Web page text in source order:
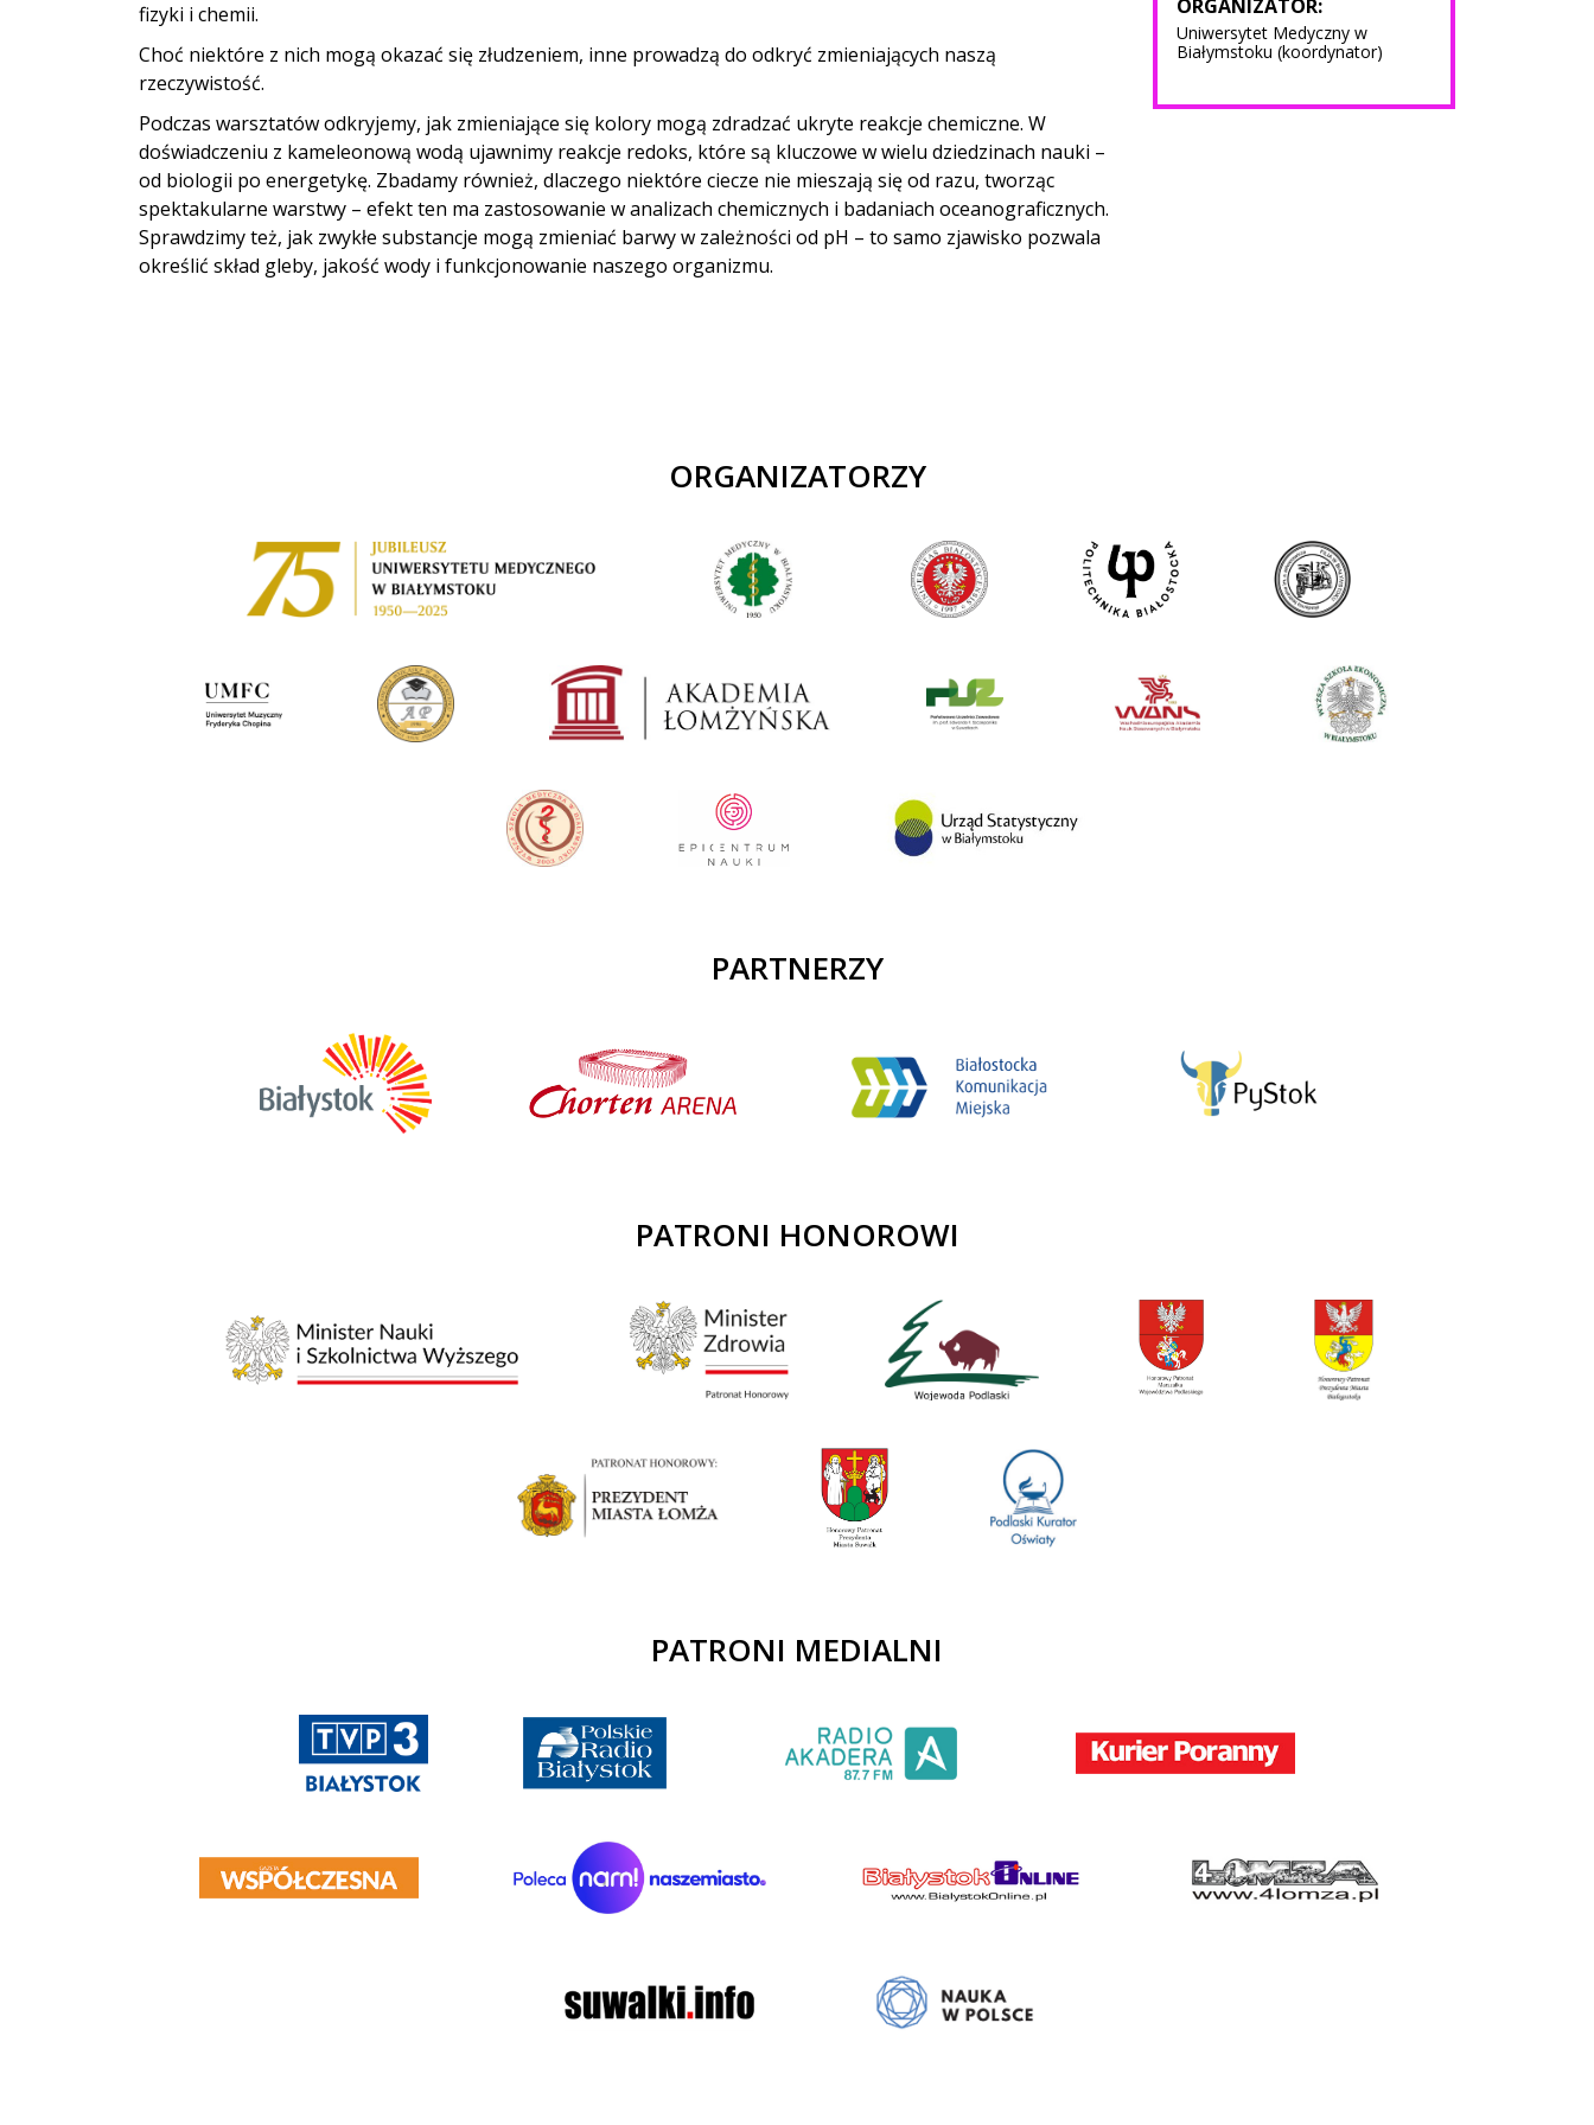
fizyki i chemii.
Choć niektóre z nich mogą okazać się złudzeniem, inne prowadzą do odkryć zmieniających naszą
rzeczywistość.
Podczas warsztatów odkryjemy, jak zmieniające się kolory mogą zdradzać ukryte reakcje chemiczne. W
doświadczeniu z kameleonową wodą ujawnimy reakcje redoks, które są kluczowe w wielu dziedzinach nauki –
od biologii po energetykę. Zbadamy również, dlaczego niektóre ciecze nie mieszają się od razu, tworząc
spektakularne warstwy – efekt ten ma zastosowanie w analizach chemicznych i badaniach oceanograficznych.
Sprawdzimy też, jak zwykłe substancje mogą zmieniać barwy w zależności od pH – to samo zjawisko pozwala
określić skład gleby, jakość wody i funkcjonowanie naszego organizmu.
ORGANIZATOR:
Uniwersytet Medyczny w
Białymstoku (koordynator)
ORGANIZATORZY
PARTNERZY
PATRONI HONOROWI
PATRONI MEDIALNI